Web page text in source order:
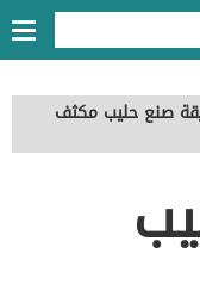
صنع حليب مكثف